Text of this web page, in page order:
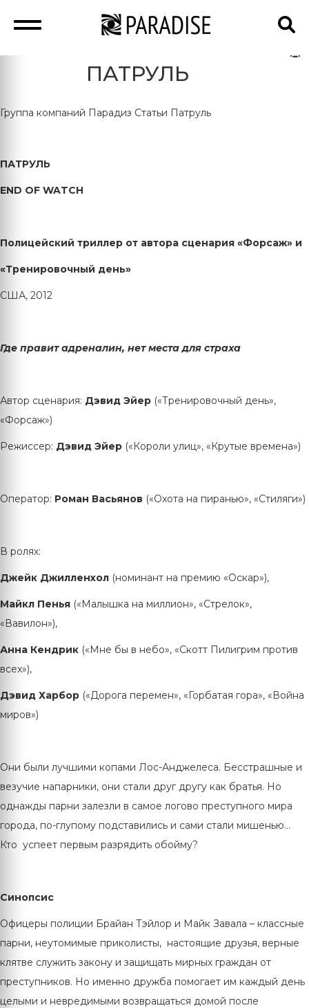
ПАТРУЛЬ
Группа компаний Парадиз Статьи Патруль
ПАТРУЛЬ
END OF WATCH
Полицейский триллер от автора сценария «Форсаж» и
«Тренировочный день»
США, 2012
Где правит адреналин, нет места для страха
Автор сценария: Дэвид Эйер («Тренировочный день»,
«Форсаж»)
Режиссер: Дэвид Эйер («Короли улиц», «Крутые времена»)
Оператор: Роман Васьянов («Охота на пиранью», «Стиляги»)
В ролях:
Джейк Джилленхол (номинант на премию «Оскар»),
Майкл Пенья («Малышка на миллион», «Стрелок»,
«Вавилон»),
Анна Кендрик («Мне бы в небо», «Скотт Пилигрим против
всех»),
Дэвид Харбор («Дорога перемен», «Горбатая гора», «Война
миров»)
Они были лучшими копами Лос-Анджелеса. Бесстрашные и
везучие напарники, они стали друг другу как братья. Но
однажды парни залезли в самое логово преступного мира
города, по-глупому подставились и сами стали мишенью...
Кто успеет первым разрядить обойму?
Синопсис
Офицеры полиции Брайан Тэйлор и Майк Завала – классные
парни, неутомимые приколисты, настоящие друзья, верные
клятве служить закону и защищать мирных граждан от
преступников. Но именно дружба помогает им каждый день
целыми и невредимыми возвращаться домой после